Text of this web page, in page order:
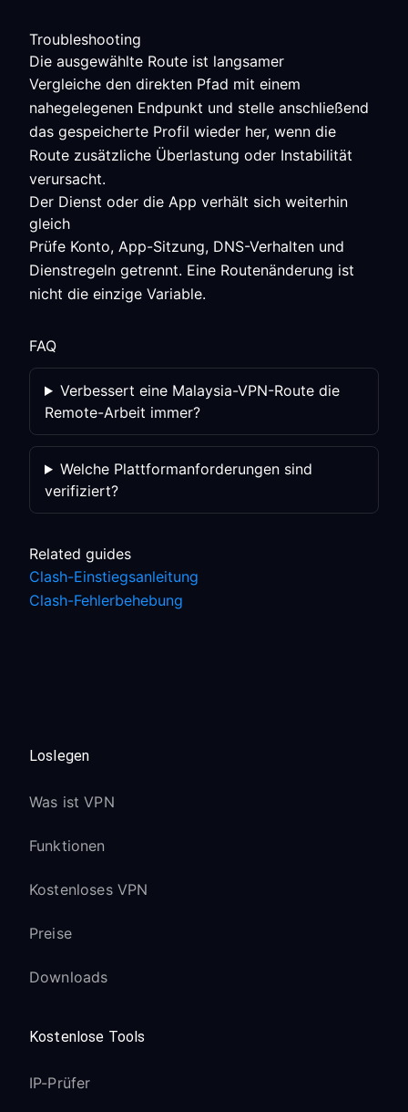
Troubleshooting
Die ausgewählte Route ist langsamer
Vergleiche den direkten Pfad mit einem
nahegelegenen Endpunkt und stelle anschließend
das gespeicherte Profil wieder her, wenn die
Route zusätzliche Überlastung oder Instabilität
verursacht.
Der Dienst oder die App verhält sich weiterhin
gleich
Prüfe Konto, App-Sitzung, DNS-Verhalten und
Dienstregeln getrennt. Eine Routenänderung ist
nicht die einzige Variable.
FAQ
Verbessert eine Malaysia-VPN-Route die
Remote-Arbeit immer?
Welche Plattformanforderungen sind
verifiziert?
Related guides
Clash-Einstiegsanleitung
Clash-Fehlerbehebung
Loslegen
Was ist VPN
Funktionen
Kostenloses VPN
Preise
Downloads
Kostenlose Tools
IP-Prüfer